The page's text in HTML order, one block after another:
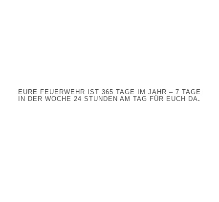
EURE FEUERWEHR IST 365 TAGE IM JAHR – 7 TAGE
IN DER WOCHE 24 STUNDEN AM TAG FÜR EUCH DA.